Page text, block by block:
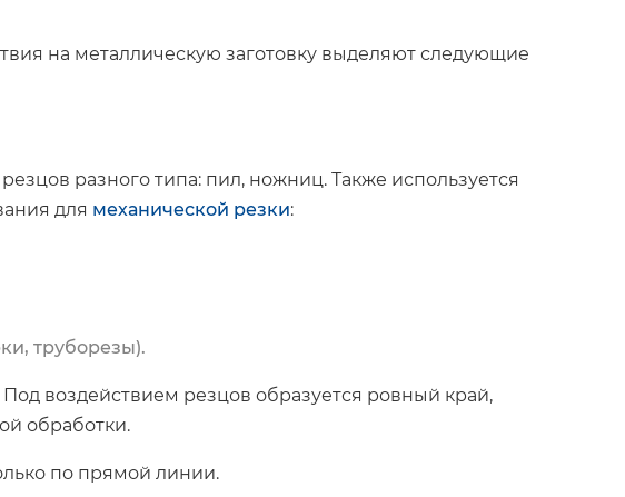
на металлическую заготовку выделяют следующие
разного типа: пил, ножниц. Также используется
для механической резки:
труборезы).
Под воздействием резцов образуется ровный край,
обработки.
по прямой линии.